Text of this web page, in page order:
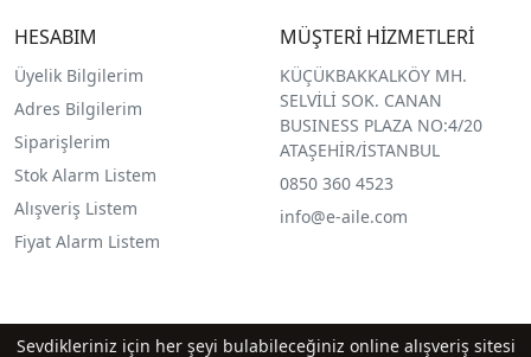
HESABIM
Üyelik Bilgilerim
Adres Bilgilerim
Siparişlerim
Stok Alarm Listem
Alışveriş Listem
Fiyat Alarm Listem
MÜŞTERİ HİZMETLERİ
KÜÇÜKBAKKALKÖY MH.
SELVİLİ SOK. CANAN
BUSINESS PLAZA NO:4/20
ATAŞEHİR/İSTANBUL
0850 360 4523
info@e-aile.com
Sevdikleriniz için her şeyi bulabileceğiniz online alışveriş sitesi